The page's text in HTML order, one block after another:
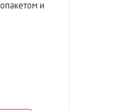
и